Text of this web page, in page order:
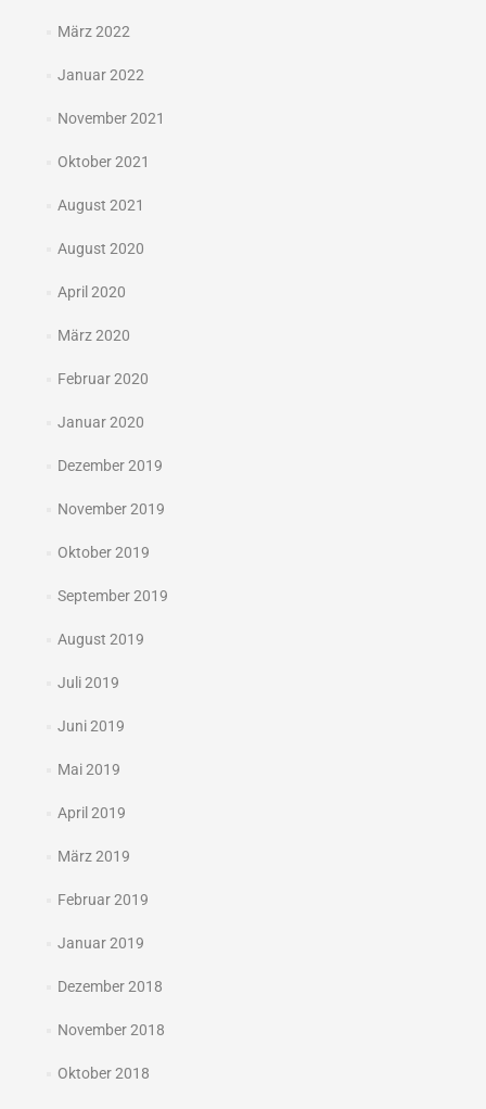
März 2022
Januar 2022
November 2021
Oktober 2021
August 2021
August 2020
April 2020
März 2020
Februar 2020
Januar 2020
Dezember 2019
November 2019
Oktober 2019
September 2019
August 2019
Juli 2019
Juni 2019
Mai 2019
April 2019
März 2019
Februar 2019
Januar 2019
Dezember 2018
November 2018
Oktober 2018